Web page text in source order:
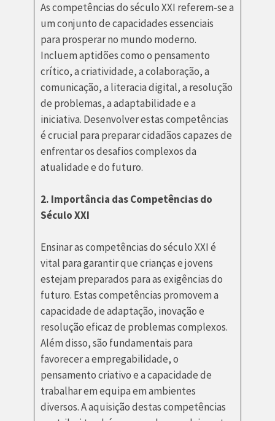
As competências do século XXI referem-se a
um conjunto de capacidades essenciais
para prosperar no mundo moderno.
Incluem aptidões como o pensamento
crítico, a criatividade, a colaboração, a
comunicação, a literacia digital, a resolução
de problemas, a adaptabilidade e a
iniciativa. Desenvolver estas competências
é crucial para preparar cidadãos capazes de
enfrentar os desafios complexos da
atualidade e do futuro.
2. Importância das Competências do
Século XXI
Ensinar as competências do século XXI é
vital para garantir que crianças e jovens
estejam preparados para as exigências do
futuro. Estas competências promovem a
capacidade de adaptação, inovação e
resolução eficaz de problemas complexos.
Além disso, são fundamentais para
favorecer a empregabilidade, o
pensamento criativo e a capacidade de
trabalhar em equipa em ambientes
diversos. A aquisição destas competências